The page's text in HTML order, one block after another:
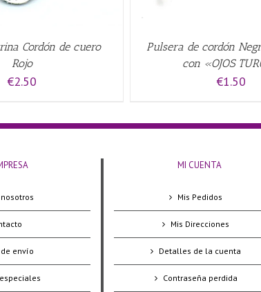
Cordón de cuero
Rojo
€2.50
Pulsera de cordón
con «OJOS
€1.50
envío
MI CUENTA
Mis Pedidos
Mis Direcciones
Detalles de la cuenta
Contraseña perdida